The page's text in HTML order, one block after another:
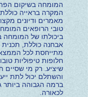
המומחה בשיקום
המקרה בראייה
מאמרים ודיונים
טובי הרופאים
ביכולתו של המומחה
אבחנה כוללת, תכנית
מתייחסת לכל
חלופות טיפוליות
שיציע. רק מי
והשתלם יכול לתת
ברמה הגבוהה ביותר
לכאורה.